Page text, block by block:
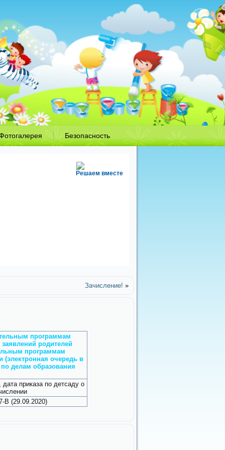
Безопасность
Решаем вместе
Зачисление! »
программам
родителей
программам
(электронная очередь в
делам образования
приказа по детсаду о
В (29.09.2020)